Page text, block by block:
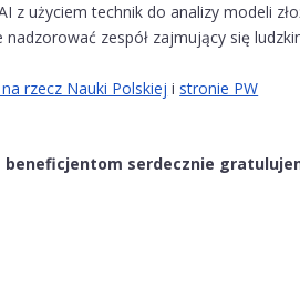
z użyciem technik do analizy modeli
nadzorować zespół zajmujący się
rzecz Nauki Polskiej i stronie PW
beneficjentom serdecznie